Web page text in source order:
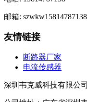
邮箱:
友情链接
断路器厂家
电流传感器
深圳韦克威科技有限公司